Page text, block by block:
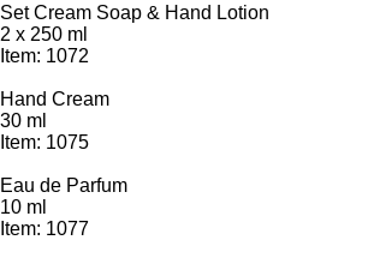
Set Cream Soap & Hand Lotion
2 x 250 ml
Item: 1072
Hand Cream
30 ml
Item: 1075
Eau de Parfum
10 ml
Item: 1077